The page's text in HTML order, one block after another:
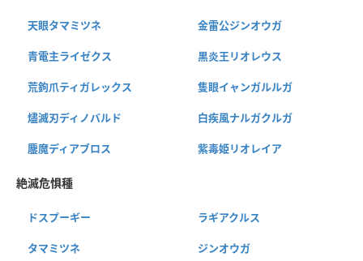
天眼タマミツネ 金雷公ジンオウガ
青電主ライゼクス 黒炎王リオレウス
荒鉤爪ティガレックス 隻眼イャンガルルガ
燼滅刃ディノバルド 白疾風ナルガクルガ
鏖魔ディアブロス 紫毒姫リオレイア
絶滅危惧種
ドスプーギー ラギアクルス
タマミツネ ジンオウガ